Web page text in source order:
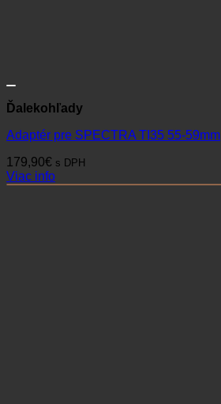
Ďalekohľady
Adaptér pre SPECTRA TI35 55-59mm
179,90€ s DPH
Viac info